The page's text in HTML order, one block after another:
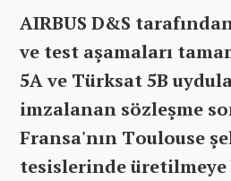
AIRBUS D&S
ve test aşamaları
5A ve Türksat 5B
imzalanan sözleşme
Fransa'nın Toulouse
tesislerinde üretilmeye